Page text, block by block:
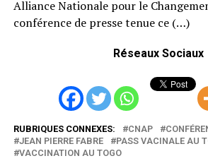
Alliance Nationale pour le
conférence de presse tenue ce (…)
Réseaux Sociaux
RUBRIQUES CONNEXES: CNAP
JEAN PIERRE FABRE
PASS VACINALE AU
VACCINATION AU TOGO